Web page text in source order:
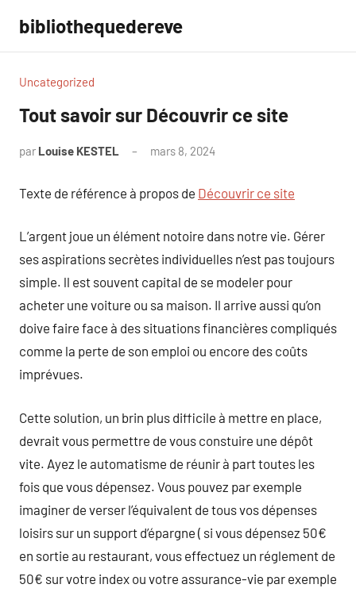
contenu
bibliothequedereve
Uncategorized
Tout savoir sur Découvrir ce site
par Louise KESTEL mars 8, 2024
Texte de référence à propos de Découvrir ce site
L’argent joue un élément notoire dans notre vie. Gérer
ses aspirations secrètes individuelles n’est pas toujours
simple. ll est souvent capital de se modeler pour
acheter une voiture ou sa maison. Il arrive aussi qu’on
doive faire face à des situations financières compliqués
comme la perte de son emploi ou encore des coûts
imprévues.
Cette solution, un brin plus difficile à mettre en place,
devrait vous permettre de vous constuire une dépôt
vite. Ayez le automatisme de réunir à part toutes les
fois que vous dépensez. Vous pouvez par exemple
imaginer de verser l’équivalent de tous vos dépenses
loisirs sur un support d’épargne ( si vous dépensez 50€
en sortie au restaurant, vous effectuez un réglement de
50€ sur votre index ou votre assurance-vie par exemple